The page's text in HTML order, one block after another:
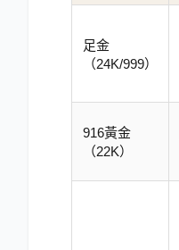
足金
（24K/999）
916黃金
（22K）